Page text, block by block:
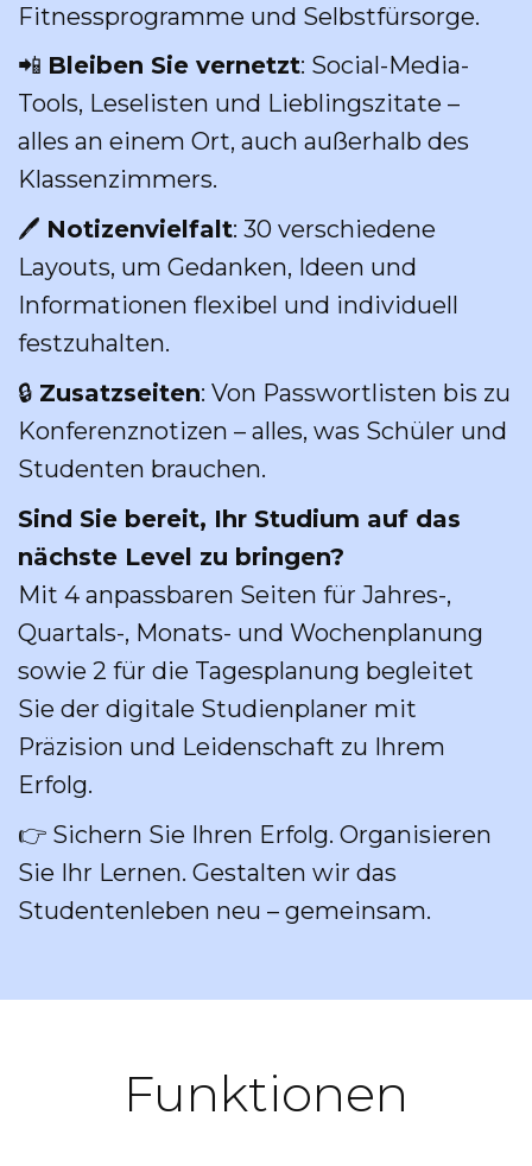
Fitnessprogramme und Selbstfürsorge.
📲 Bleiben Sie vernetzt: Social-Media-
Tools, Leselisten und Lieblingszitate –
alles an einem Ort, auch außerhalb des
Klassenzimmers.
🖊 Notizenvielfalt: 30 verschiedene
Layouts, um Gedanken, Ideen und
Informationen flexibel und individuell
festzuhalten.
🔒 Zusatzseiten: Von Passwortlisten bis zu
Konferenznotizen – alles, was Schüler und
Studenten brauchen.
Sind Sie bereit, Ihr Studium auf das
nächste Level zu bringen?
Mit 4 anpassbaren Seiten für Jahres-,
Quartals-, Monats- und Wochenplanung
sowie 2 für die Tagesplanung begleitet
Sie der digitale Studienplaner mit
Präzision und Leidenschaft zu Ihrem
Erfolg.
👉 Sichern Sie Ihren Erfolg. Organisieren
Sie Ihr Lernen. Gestalten wir das
Studentenleben neu – gemeinsam.
Funktionen